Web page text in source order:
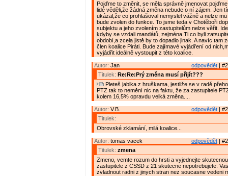
Pojďme to změnit, se měla správně jmenovat
lidé věděli,že žádná změna nebude o ní zájem. Jen
ukázal,že co prohlašoval nemyslel vážně a nelze
bude zvolen do funkce. To jsme teda v Chotěboři
subjektu a jeho zvolením zastupitelům nelze věřit.
kdyby se vzdali mandátů, zejména Ti co byli
období,a zcela jistě by to dopadlo jinak. A navíc tam
člen koalice Piráti. Bude zajímavé vyjádření od
vyjádřit ideálně vystoupit z této koalice.
odpovědět |
Autor: Jan
Titulek: Re:Re:Prý změna musí přijít???
Pleteš jablka z hruškama, jestliže se v radě
PTZ tak to nemění nic na faktu, že za zastupitele
kolem 16,5% opravdu velká změna....
odpovědět |
Autor: V.B.
Titulek:
Obrovské zklamání, milá koalice...
odpovědět |
Autor: tomas vacek
Titulek: zmena
Zmeno, vemte rozum do hrsti a vyjednejte
zastupitele z CSSD z 21 skutecne nepotrebujete.
zvladnout radni z jinych stran nez soucasne vedeni